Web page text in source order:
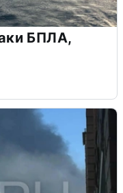
БПЛА,